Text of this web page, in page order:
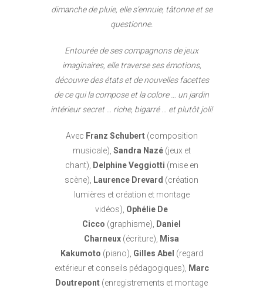
dimanche de pluie, elle s’ennuie, tâtonne et se
questionne.
Entourée de ses compagnons de jeux
imaginaires, elle traverse ses émotions,
découvre des états et de nouvelles facettes
de ce qui la compose et la colore … un jardin
intérieur secret … riche, bigarré … et plutôt joli!
Avec Franz Schubert(composition
musicale), Sandra Nazé(jeux et
chant),
Delphine Veggiotti (mise en
scène),
Laurence Drevard (création
lumières et création et montage
vidéos), Ophélie De
Cicco (graphisme),
Daniel
Charneux (écriture),
Misa
Kakumoto (piano), Gilles Abel (regard
extérieur et conseils pédagogiques),
Marc
Doutrepont (enregistrements et montage